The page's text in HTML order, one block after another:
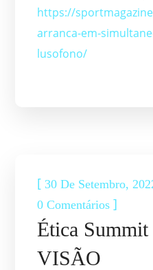
https://
arranca-em-
lusofono/
[ 30 De Setembro,
0 Comentários ]
Ética Summit
VISÃO